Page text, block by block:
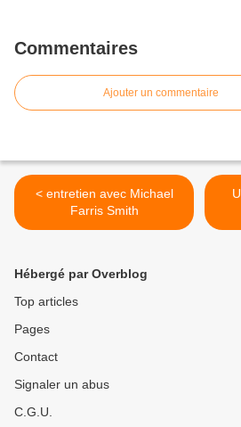
Commentaires
Ajouter un commentaire
< entretien avec Michael
Farris Smith
Hébergé par Overblog
Top articles
Pages
Contact
Signaler un abus
C.G.U.